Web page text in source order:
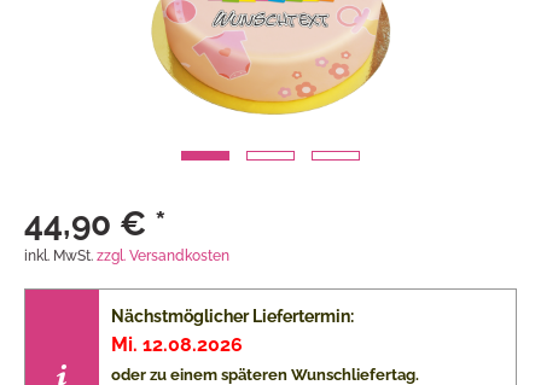
44,90 € *
inkl. MwSt. zzgl. Versandkosten
Nächstmöglicher Liefertermin:
Mi. 12.08.2026
oder zu einem späteren Wunschliefertag.